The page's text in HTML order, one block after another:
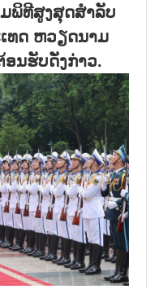
ພິທີສູງສຸດສຳລັບ
ທດ ຫວຽດນາມ
ອນຮັບດັ່ງກ່າວ.